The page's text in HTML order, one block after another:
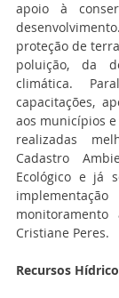
apoio à
proteção de
poluição, da
climática.
capacitações,
aos municípios
realizadas
Cadastro
Ecológico e já
monitoramento
Cristiane Peres.
Recursos